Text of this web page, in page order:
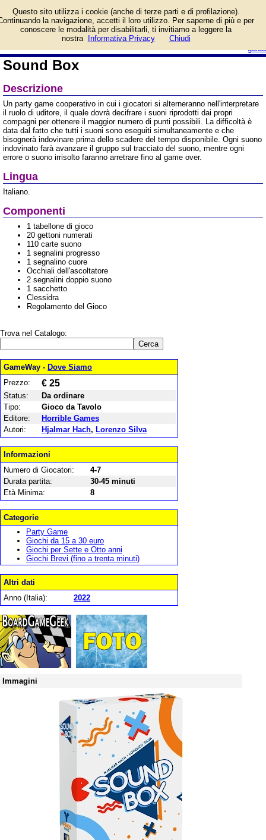
guida
Box e prezzo di vendita.
Prodotto da Horrible
Sound Box
Descrizione
Un party game cooperativo in cui i giocatori si alterneranno nell'interpretare
il ruolo di uditore, il quale dovrà decifrare i suoni riprodotti dai propri
compagni per ottenere il maggior numero di punti possibili. La difficoltà è
data dal fatto che tutti i suoni sono eseguiti simultaneamente e che
bisognerà indovinare prima dello scadere del tempo disponibile. Ogni suono
indovinato farà avanzare il gruppo sul tracciato del suono, mentre ogni
errore o suono irrisolto faranno arretrare fino al game over.
Lingua
Italiano.
Componenti
1 tabellone di gioco
20 gettoni numerati
110 carte suono
1 segnalini progresso
1 segnalino cuore
Occhiali dell'ascoltatore
2 segnalini doppio suono
1 sacchetto
Clessidra
Regolamento del Gioco
Trova nel Catalogo:
GameWay - Dove Siamo
Prezzo:
€ 25
Status:
Da ordinare
Tipo:
Gioco da Tavolo
Editore:
Horrible Games
Autori:
Hjalmar Hach, Lorenzo Silva
Informazioni
Numero di Giocatori:
4-7
Durata partita:
30-45 minuti
Età Minima:
8
Categorie
Party Game
Giochi da 15 a 30 euro
Giochi per Sette e Otto anni
Giochi Brevi (fino a trenta minuti)
Altri dati
Anno (Italia):
2022
Immagini
Questo sito utilizza i cookie (anche di terze parti e di profilazione).
la navigazione, accetti il loro utilizzo. Per saperne di più e per
conoscere le modalità per disabilitarli, ti invitiamo a leggere la
nostra
Informativa Privacy Chiudi